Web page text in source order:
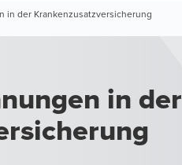
in der Krankenzusatzversicherung
in der